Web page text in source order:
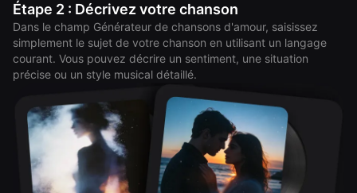
Étape 2 : Décrivez votre chanson
Dans le champ Générateur de chansons d'amour, saisissez
simplement le sujet de votre chanson en utilisant un langage
courant. Vous pouvez décrire un sentiment, une situation
précise ou un style musical détaillé.